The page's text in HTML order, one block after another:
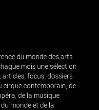
du monde des arts
mois une sélection
focus, dossiers
cirque contemporain, de
de la musique
monde et de la